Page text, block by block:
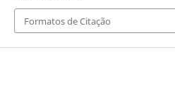
Formatos de Citação